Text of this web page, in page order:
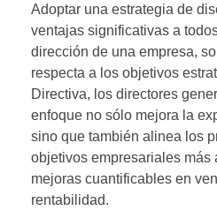
Adoptar una estrategia de
ventajas significativas a
dirección de una empresa,
respecta a los objetivos
Directiva, los directores
enfoque no sólo mejora la
sino que también alinea los
objetivos empresariales más
mejoras cuantificables en
rentabilidad.